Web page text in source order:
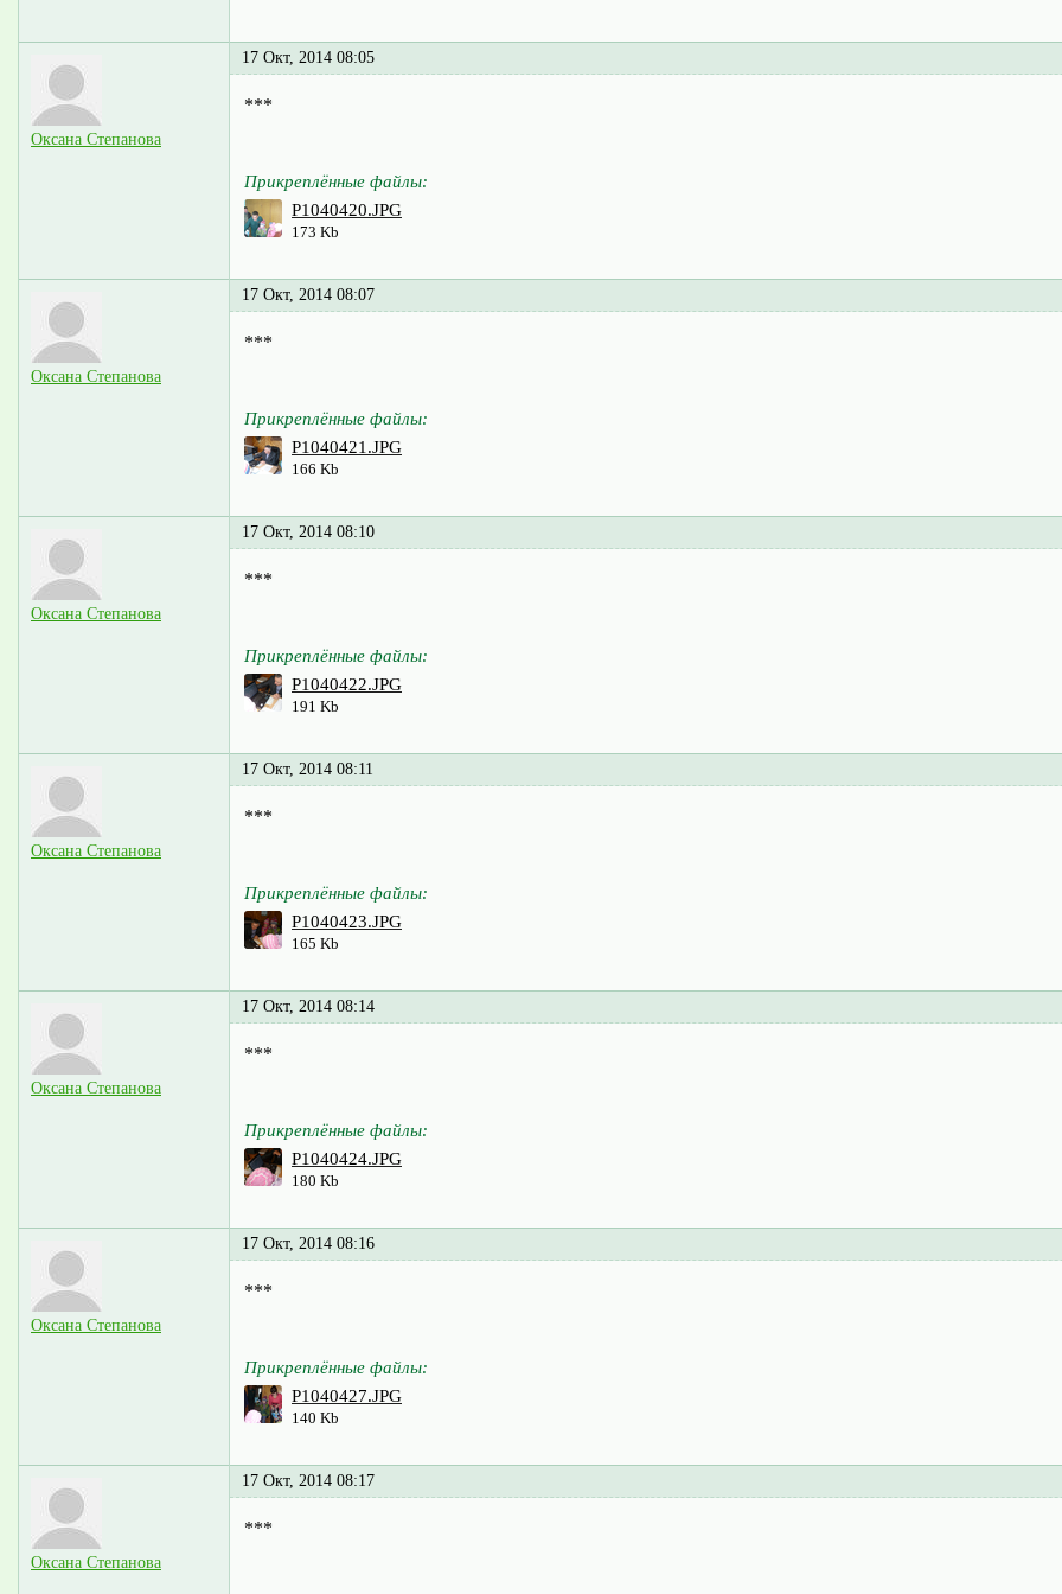
Оксана Степанова
17 Окт, 2014 08:05
***
Прикреплённые файлы:
P1040420.JPG
173 Kb
Оксана Степанова
17 Окт, 2014 08:07
***
Прикреплённые файлы:
P1040421.JPG
166 Kb
Оксана Степанова
17 Окт, 2014 08:10
***
Прикреплённые файлы:
P1040422.JPG
191 Kb
Оксана Степанова
17 Окт, 2014 08:11
***
Прикреплённые файлы:
P1040423.JPG
165 Kb
Оксана Степанова
17 Окт, 2014 08:14
***
Прикреплённые файлы:
P1040424.JPG
180 Kb
Оксана Степанова
17 Окт, 2014 08:16
***
Прикреплённые файлы:
P1040427.JPG
140 Kb
Оксана Степанова
17 Окт, 2014 08:17
***